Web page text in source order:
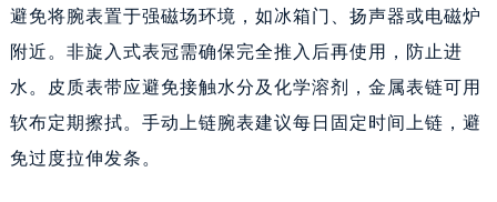
避免将腕表置于强磁场环境，如冰箱门、扬声器或电磁炉
附近。非旋入式表冠需确保完全推入后再使用，防止进
水。皮质表带应避免接触水分及化学溶剂，金属表链可用
软布定期擦拭。手动上链腕表建议每日固定时间上链，避
免过度拉伸发条。